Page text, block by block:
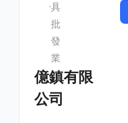
具
批
發
業
億鎮有限
公司